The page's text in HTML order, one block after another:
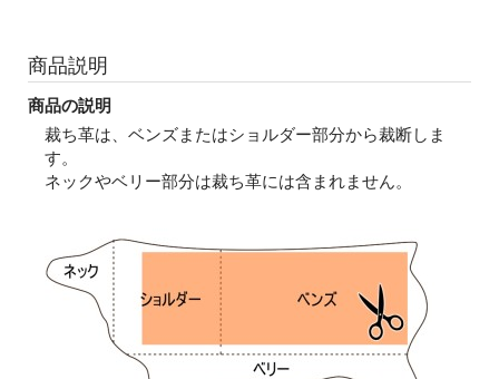
商品説明
商品の説明
裁ち革は、ベンズまたはショルダー部分から裁断しま
す。
ネックやベリー部分は裁ち革には含まれません。